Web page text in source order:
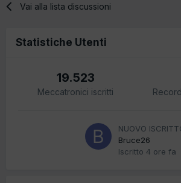
Vai alla lista discussioni
Statistiche Utenti
19.523
Meccatronici iscritti
NUOVO
Bruce26
Iscritto 4 ore fa